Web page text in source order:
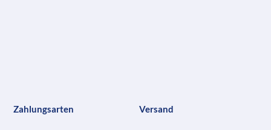
Zahlungsarten Versand